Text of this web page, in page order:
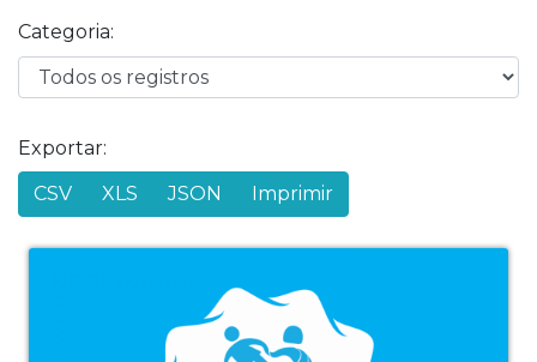
Categoria:
Exportar:
CSV
XLS JSON Imprimir